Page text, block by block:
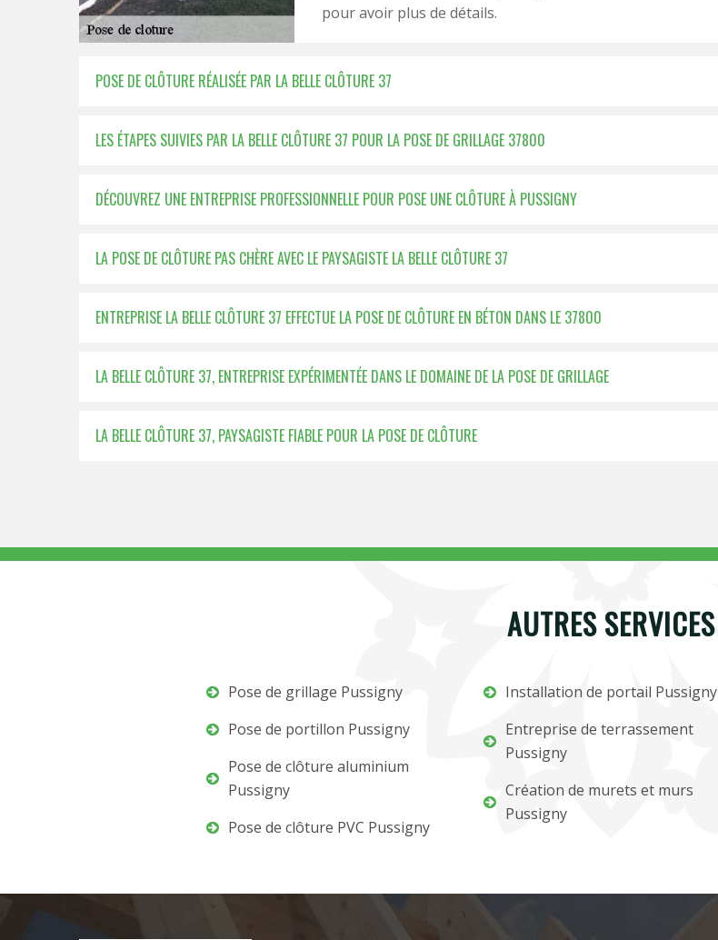
pour avoir plus de détails.
POSE DE CLÔTURE RÉALISÉE PAR LA BELLE CLÔTURE 37
LES ÉTAPES SUIVIES PAR LA BELLE CLÔTURE 37 POUR LA POSE DE GRILLAGE 37800
DÉCOUVREZ UNE ENTREPRISE PROFESSIONNELLE POUR POSE UNE CLÔTURE À PUSSIGNY
LA POSE DE CLÔTURE PAS CHÈRE AVEC LE PAYSAGISTE LA BELLE CLÔTURE 37
ENTREPRISE LA BELLE CLÔTURE 37 EFFECTUE LA POSE DE CLÔTURE EN BÉTON DANS LE 37800
LA BELLE CLÔTURE 37, ENTREPRISE EXPÉRIMENTÉE DANS LE DOMAINE DE LA POSE DE GRILLAGE
LA BELLE CLÔTURE 37, PAYSAGISTE FIABLE POUR LA POSE DE CLÔTURE
AUTRES SERVICES
Pose de grillage Pussigny
Pose de portillon Pussigny
Pose de clôture aluminium
Pussigny
Pose de clôture PVC Pussigny
Installation de portail Pussigny
Entreprise de terrassement
Pussigny
Création de murets et murs
Pussigny